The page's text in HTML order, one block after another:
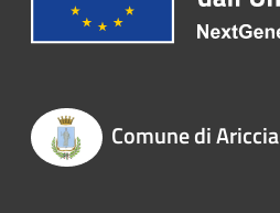
Comune di Ariccia